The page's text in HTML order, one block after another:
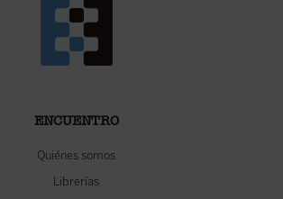
ENCUENTRO
Quiénes somos
Librerías